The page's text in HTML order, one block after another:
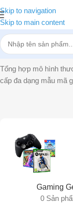
Skip to navigation
Skip to main content
Trang chủ»Time
Tổng hợp mô hình
cấp đa dạng mẫu mã
Gaming
0 Sản